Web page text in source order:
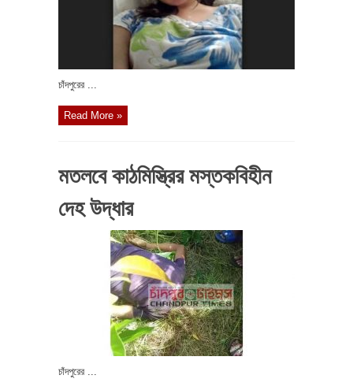
চাঁদপুরের ...
Read More »
মতলবে কাঠমিস্ত্রির মস্তকবিহীন
দেহ উদ্ধার
চাঁদপুরের ...